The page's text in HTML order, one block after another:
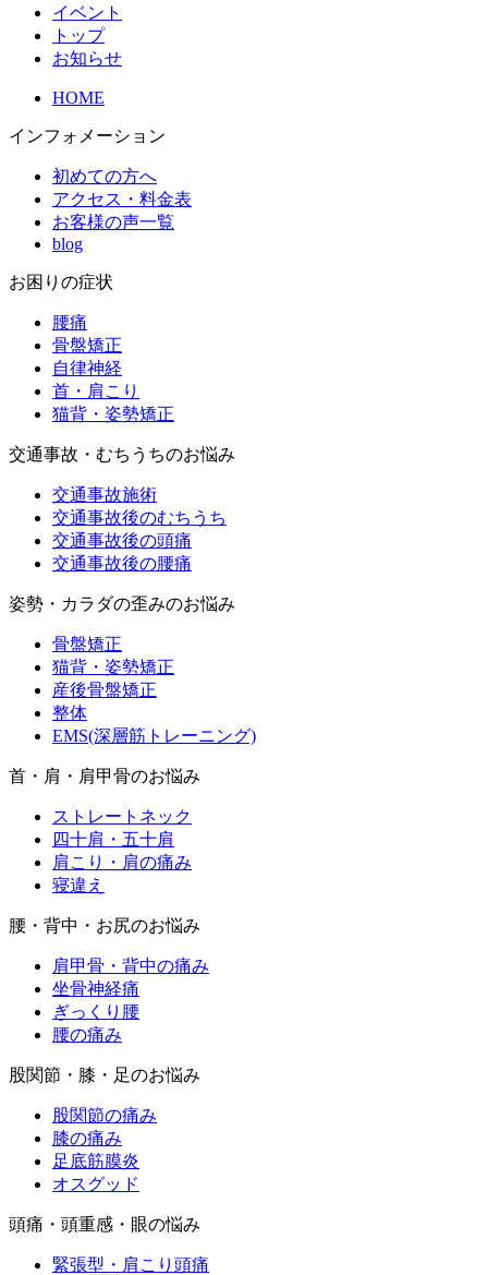
イベント
トップ
お知らせ
HOME
インフォメーション
初めての方へ
アクセス・料金表
お客様の声一覧
blog
お困りの症状
腰痛
骨盤矯正
自律神経
首・肩こり
猫背・姿勢矯正
交通事故・むちうちのお悩み
交通事故施術
交通事故後のむちうち
交通事故後の頭痛
交通事故後の腰痛
姿勢・カラダの歪みのお悩み
骨盤矯正
猫背・姿勢矯正
産後骨盤矯正
整体
EMS(深層筋トレーニング)
首・肩・肩甲骨のお悩み
ストレートネック
四十肩・五十肩
肩こり・肩の痛み
寝違え
腰・背中・お尻のお悩み
肩甲骨・背中の痛み
坐骨神経痛
ぎっくり腰
腰の痛み
股関節・膝・足のお悩み
股関節の痛み
膝の痛み
足底筋膜炎
オスグッド
頭痛・頭重感・眼の悩み
緊張型・肩こり頭痛